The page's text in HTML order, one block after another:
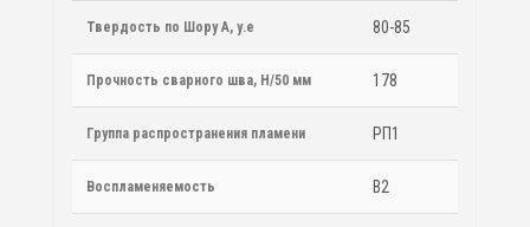
Твердость по Шору А, у.е 80-85
Прочность сварного шва, Н/50 мм 178
Группа распространения пламени РП1
Воспламеняемость В2